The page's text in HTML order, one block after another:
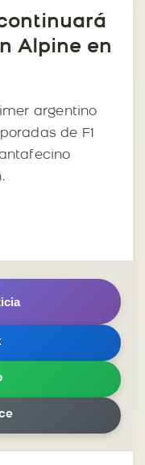
Alpine en
argentino
de F1